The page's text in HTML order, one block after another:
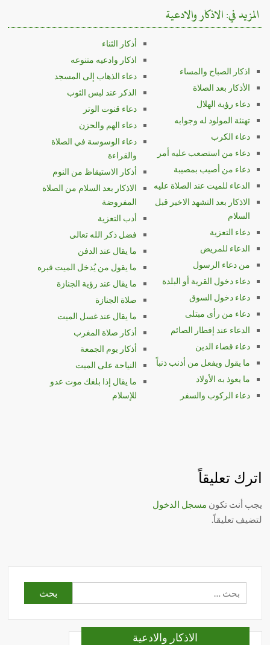
المزيد في: الاذكار والادعية
اذكار الصباح والمساء
الأذكار بعد الصلاة
دعاء رؤية الهلال
تهنئة المولود له وجوابه
دعاء الكرب
دعاء من استصعب عليه أمر
دعاء من أصيب بمصيبة
الدعاء للميت عند الصلاة عليه
الاذكار بعد التشهد الاخير قبل
السلام
دعاء التعزية
الدعاء للمريض
من دعاء الرسول
دعاء دخول القرية أو البلدة
دعاء دخول السوق
دعاء من رأى مبتلى
الدعاء عند إفطار الصائم
دعاء قضاء الدين
ما يقول ويفعل من أذنب ذنباً
ما يعوذ به الأولاد
دعاء الركوب والسفر
أذكار الثناء
اذكار وادعيه متنوعه
دعاء الذهاب إلى المسجد
الذكر عند لبس الثوب
دعاء قنوت الوتر
دعاء الهم والحزن
دعاء الوسوسة في الصلاة
والقراءة
أذكار الاستيقاظ من النوم
الاذكار بعد السلام من الصلاة
المفروضة
أدب التعزية
فضل ذكر الله تعالى
ما يقال عند الدفن
ما يقول من يُدخل الميت قبره
ما يقال عند رؤية الجنازة
صلاة الجنازة
ما يقال عند غسل الميت
أذكار صلاة المغرب
أذكار يوم الجمعة
النياحة على الميت
ما يقال إذا بلغك موت عدو
للإسلام
اترك تعليقاً
يجب أنت تكون مسجل الدخول
لتضيف تعليقاً.
عن:
الاذكار والادعية